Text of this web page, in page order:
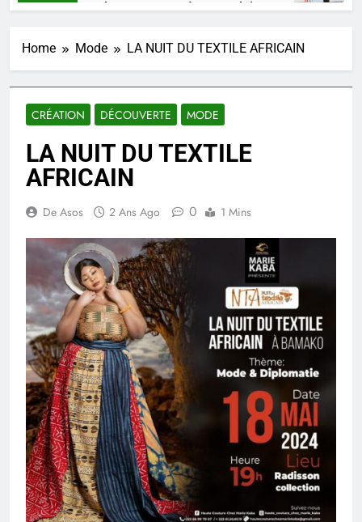
SHAARKO, un talent, une pensée congolaise.
Home Mode LA NUIT DU TEXTILE AFRICAIN
CRÉATION DÉCOUVERTE MODE
LA NUIT DU TEXTILE
AFRICAIN
De Asos 2 Ans Ago 0 1 Mins